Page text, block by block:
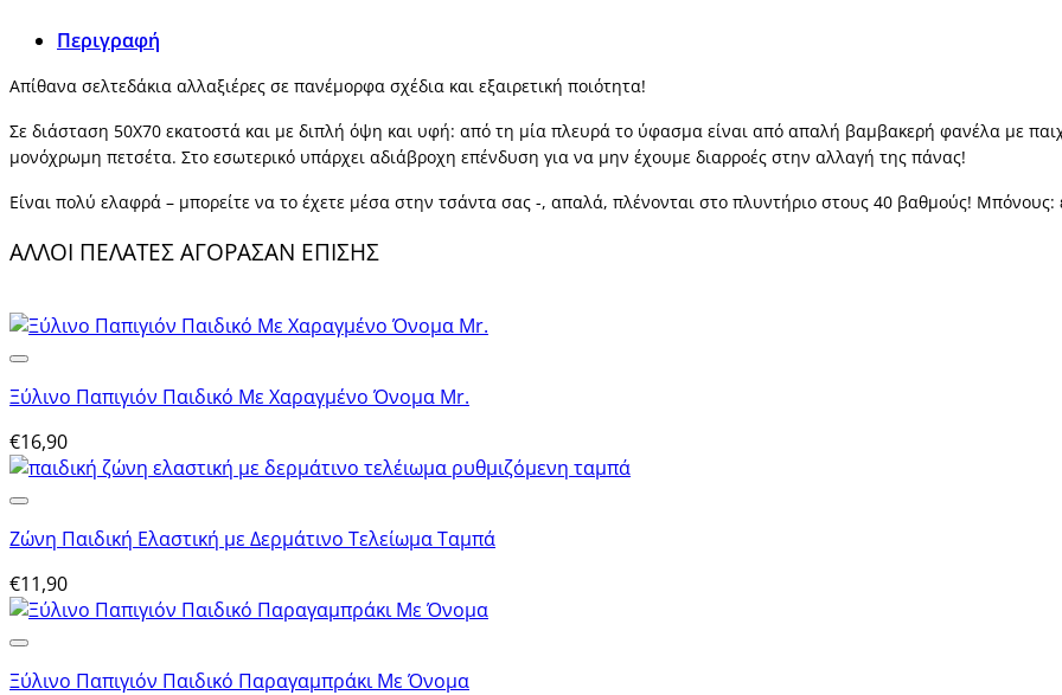
Περιγραφή
Απίθανα σελτεδάκια αλλαξιέρες σε πανέμορφα σχέδια και εξαιρετική ποιότητα!
Σε διάσταση 50Χ70 εκατοστά και με διπλή όψη και υφή: από τη μία πλευρά το ύφασμα είναι από απαλή βαμβακερή φανέλα με
μονόχρωμη πετσέτα. Στο εσωτερικό υπάρχει αδιάβροχη επένδυση για να μην έχουμε διαρροές στην αλλαγή της πάνας!
Είναι πολύ ελαφρά – μπορείτε να το έχετε μέσα στην τσάντα σας -, απαλά, πλένονται στο πλυντήριο στους 40 βαθμούς! Μπόνους:
ΑΛΛΟΙ ΠΕΛΑΤΕΣ ΑΓΟΡΑΣΑΝ ΕΠΙΣΗΣ
Ξύλινο Παπιγιόν Παιδικό Με Χαραγμένο Όνομα Mr.
€16,90
Ζώνη Παιδική Ελαστική με Δερμάτινο Τελείωμα Ταμπά
€11,90
Ξύλινο Παπιγιόν Παιδικό Παραγαμπράκι Με Όνομα